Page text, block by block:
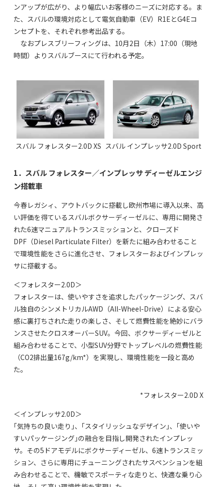
ンアップが広がり、より幅広いお客様のニーズに対応する。ま
た、スバルの環境対応として電気自動車（EV）R1EとG4Eコ
ンセプトを、それぞれ参考出品する。
なおプレスブリーフィングは、10月2日（木）17:00（現地
時間）よりスバルブースにて行われる予定。
スバル フォレスター2.0D XS スバル インプレッサ2.0D Sport
1．スバル フォレスター／インプレッサ ディーゼルエンジ
ン搭載車
今春レガシィ、アウトバックに搭載し欧州市場に導入以来、高
い評価を得ているスバルボクサーディーゼルに、専用に開発さ
れた6速マニュアルトランスミッションと、クローズド
DPF（Diesel Particulate Filter）を新たに組み合わせること
で環境性能をさらに進化させ、フォレスターおよびインプレッ
サに搭載する。
＜フォレスター2.0D＞
フォレスターは、使いやすさを追求したパッケージング、スバ
ル独自のシンメトリカルAWD（All-Wheel-Drive）による安心
感に裏打ちされた走りの楽しさ、そして燃費性能を絶妙にバラ
ンスさせたクロスオーバーSUV。今回、ボクサーディーゼルと
組み合わせることで、小型SUV分野でトップレベルの燃費性能
（CO2排出量167g/km*）を実現し、環境性能を一段と高め
た。
*フォレスター2.0D X
＜インプレッサ2.0D＞
｢気持ちの良い走り｣、｢スタイリッシュなデザイン｣、｢使いや
すいパッケージング｣の融合を目指し開発されたインプレッ
サ。その5ドアモデルにボクサーディーゼル、6速トランスミッ
ション、さらに専用にチューニングされたサスペンションを組
み合わせることで、機敏でスポーティな走りと、快適な乗り心